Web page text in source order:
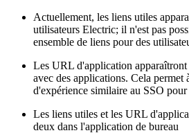
Actuellement, les liens utiles
utilisateurs Electric; il n'est pas
ensemble de liens pour des
Les URL d'application apparaîtront
avec des applications. Cela permet
d'expérience similaire au SSO pour
Les liens utiles et les URL
deux dans l'application de bureau